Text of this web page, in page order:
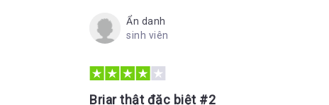
Ẩn danh
sinh viên
Briar thật đặc biệt #2